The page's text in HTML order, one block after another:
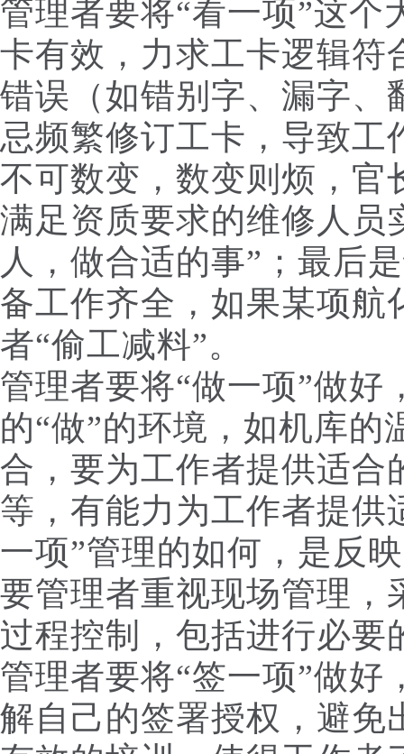
管理者要将“看一项”这
卡有效，力求工卡逻辑符
错误（如错别字、漏字、
忌频繁修订工卡，导致工
不可数变，数变则烦，官
满足资质要求的维修人员
人，做合适的事”；最后
备工作齐全，如果某项航
者“偷工减料”。
管理者要将“做一项”做好
的“做”的环境，如机库
合，要为工作者提供适合
等，有能力为工作者提供
一项”管理的如何，是反
要管理者重视现场管理，
过程控制，包括进行必要
管理者要将“签一项”做
解自己的签署授权，避免